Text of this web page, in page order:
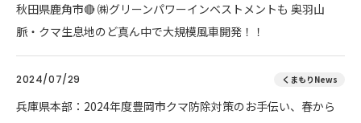
秋田県鹿角市🔴 ㈱グリーンパワーインベストメントも 奥羽山
脈・クマ生息地のど真ん中で大規模風車開発！！
2024/07/29 くまもりNews
兵庫県本部：2024年度豊岡市クマ防除対策のお手伝い、春から